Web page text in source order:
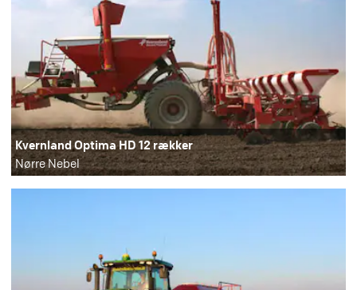
Kvernland Optima HD 12 rækker
Nørre Nebel